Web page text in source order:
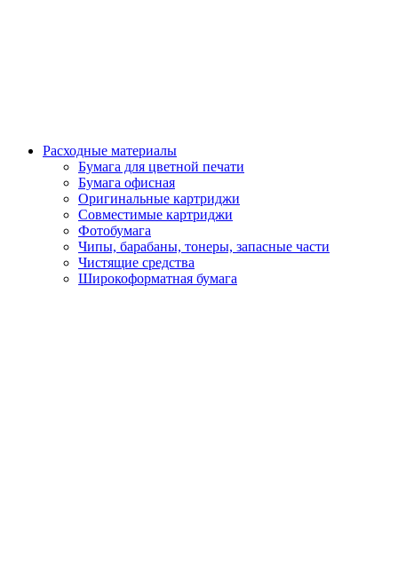
Расходные материалы
Бумага для цветной печати
Бумага офисная
Оригинальные картриджи
Совместимые картриджи
Фотобумага
Чипы, барабаны, тонеры, запасные части
Чистящие средства
Широкоформатная бумага